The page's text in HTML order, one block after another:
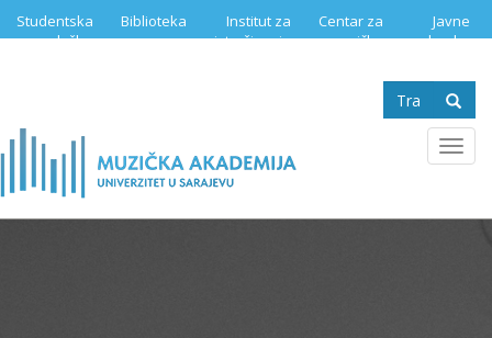
Studentska
služba
Biblioteka
Institut za
istraživanje
Centar za
muzičku
Javne
nabavke
Search
form